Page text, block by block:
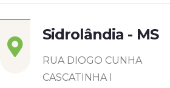
Sidrolândia - MS
RUA DIOGO CUNHA
CASCATINHA I